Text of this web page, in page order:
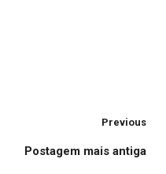
Previous
Postagem mais antiga